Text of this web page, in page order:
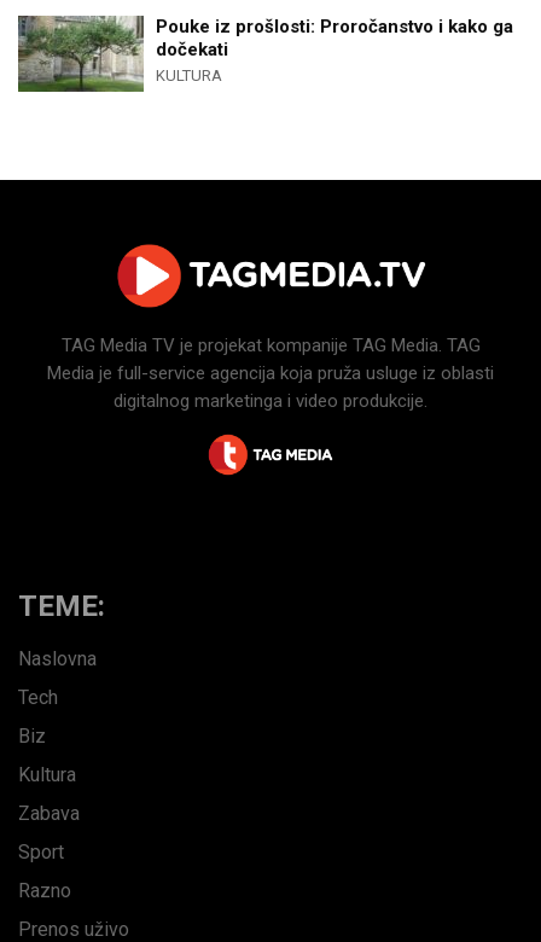
Pouke iz prošlosti: Proročanstvo i kako ga
dočekati
KULTURA
TAG Media TV je projekat kompanije TAG Media. TAG
Media je full-service agencija koja pruža usluge iz oblasti
digitalnog marketinga i video produkcije.
TEME:
Naslovna
Tech
Biz
Kultura
Zabava
Sport
Razno
Prenos uživo